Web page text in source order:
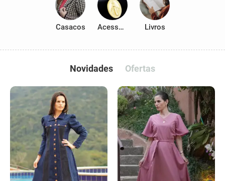
Casacos Acessórios Livros
Novidades Ofertas